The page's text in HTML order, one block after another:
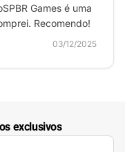
Games é uma
Recomendo!
03/12/2025
exclusivos